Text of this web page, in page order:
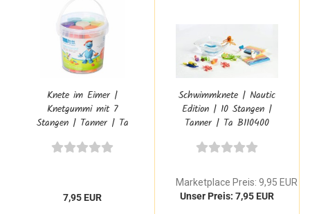
Knete im Eimer |
Knetgummi mit 7
Stangen | Tanner | Ta
7,95 EUR
Schwimmknete | Nautic
Edition | 10 Stangen |
Tanner | Ta B110400
Marketplace Preis: 9,95 EUR
Unser Preis: 7,95 EUR